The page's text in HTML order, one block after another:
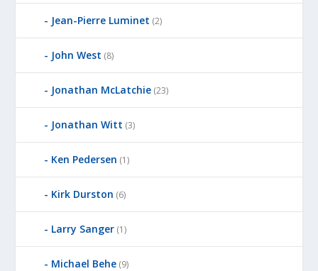
Jean-Pierre Luminet (2)
John West (8)
Jonathan McLatchie (23)
Jonathan Witt (3)
Ken Pedersen (1)
Kirk Durston (6)
Larry Sanger (1)
Michael Behe (9)